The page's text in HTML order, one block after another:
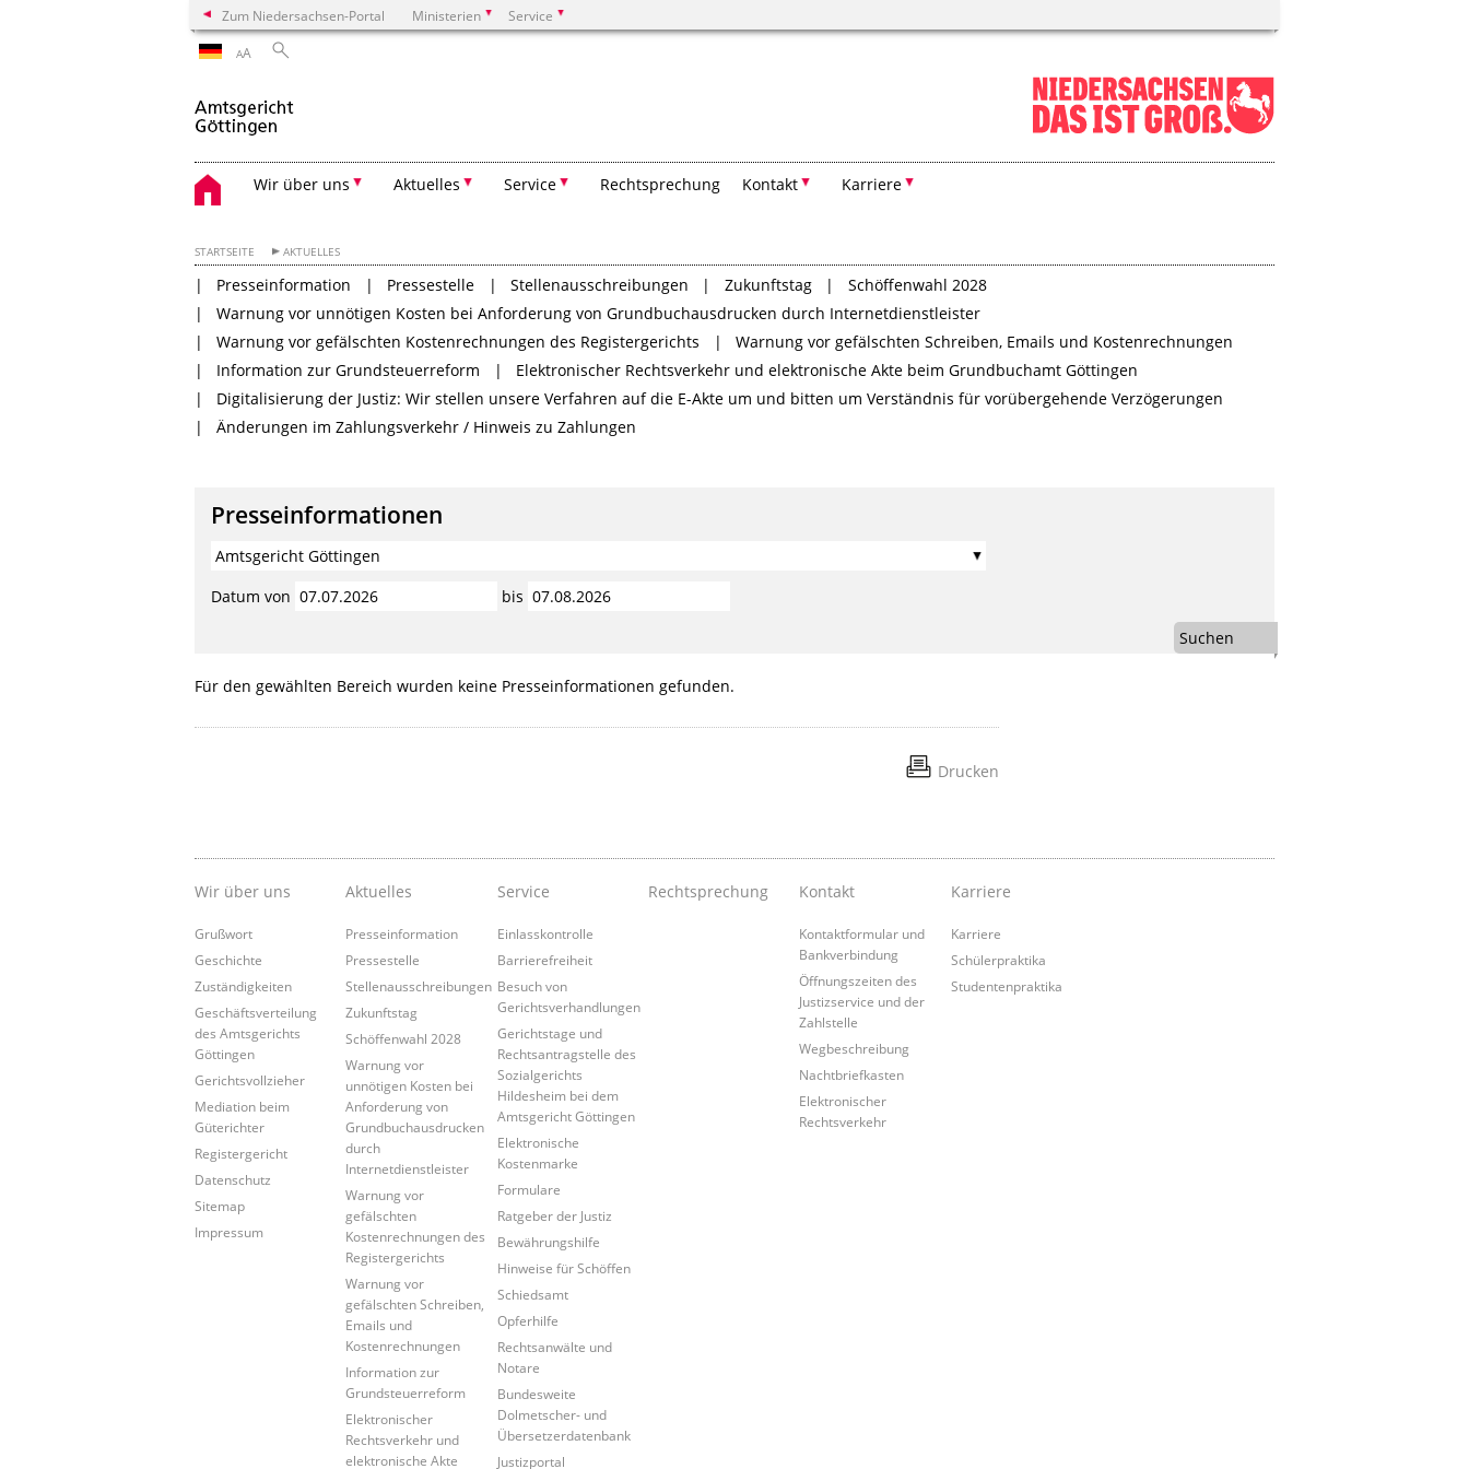
Zum Niedersachsen-Portal Ministerien Service
AA
Wir über uns Aktuelles Service Rechtsprechung Kontakt Karriere
STARTSEITE AKTUELLES
Presseinformation Pressestelle Stellenausschreibungen Zukunftstag
Schöffenwahl 2028
Warnung vor unnötigen Kosten bei Anforderung von Grundbuchausdrucken durch Internetdienstleister
Warnung vor gefälschten Kostenrechnungen des Registergerichts
Warnung vor gefälschten Schreiben, Emails und Kostenrechnungen
Information zur Grundsteuerreform
Elektronischer Rechtsverkehr und elektronische Akte beim Grundbuchamt Göttingen
Digitalisierung der Justiz: Wir stellen unsere Verfahren auf die E-Akte um und bitten um Verständnis für vorübergehende Verzögerungen
Änderungen im Zahlungsverkehr / Hinweis zu Zahlungen
Presseinformationen
Datum von
bis
Suchen
Für den gewählten Bereich wurden keine Presseinformationen gefunden.
Drucken
Wir über uns
Grußwort
Geschichte
Zuständigkeiten
Geschäftsverteilung
des Amtsgerichts
Göttingen
Gerichtsvollzieher
Mediation beim
Güterichter
Registergericht
Datenschutz
Sitemap
Impressum
Aktuelles
Presseinformation
Pressestelle
Stellenausschreibungen
Zukunftstag
Schöffenwahl 2028
Warnung vor
unnötigen Kosten bei
Anforderung von
Grundbuchausdrucken
durch
Internetdienstleister
Warnung vor
gefälschten
Kostenrechnungen des
Registergerichts
Warnung vor
gefälschten Schreiben,
Emails und
Kostenrechnungen
Information zur
Grundsteuerreform
Elektronischer
Rechtsverkehr und
elektronische Akte
Service
Einlasskontrolle
Barrierefreiheit
Besuch von
Gerichtsverhandlungen
Gerichtstage und
Rechtsantragstelle des
Sozialgerichts
Hildesheim bei dem
Amtsgericht Göttingen
Elektronische
Kostenmarke
Formulare
Ratgeber der Justiz
Bewährungshilfe
Hinweise für Schöffen
Schiedsamt
Opferhilfe
Rechtsanwälte und
Notare
Bundesweite
Dolmetscher- und
Übersetzerdatenbank
Justizportal
Rechtsprechung Kontakt
Kontaktformular und
Bankverbindung
Öffnungszeiten des
Justizservice und der
Zahlstelle
Wegbeschreibung
Nachtbriefkasten
Elektronischer
Rechtsverkehr
Karriere
Karriere
Schülerpraktika
Studentenpraktika